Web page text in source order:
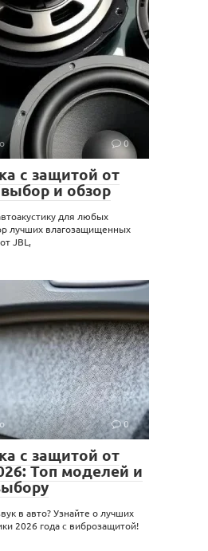
0
с защитой от
и обзор
для любых
лучших влагозащищенных
JBL,
0
с защитой от
Топ моделей и
в авто? Узнайте о лучших
2026 года с виброзащитой!